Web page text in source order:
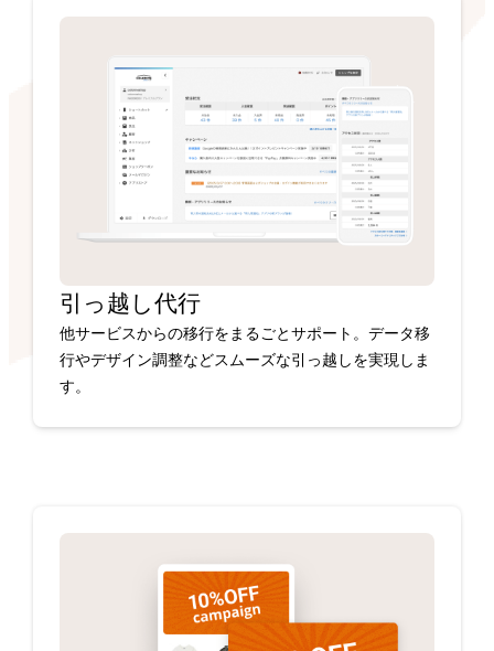
引っ越し代行
他サービスからの移行をまるごとサポート。データ移
行やデザイン調整などスムーズな引っ越しを実現しま
す。